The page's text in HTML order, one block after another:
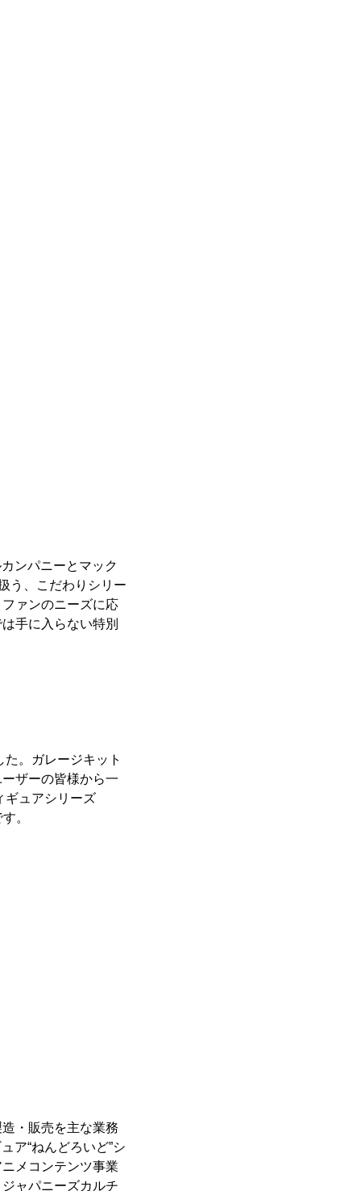
ンパニーとマック
う、こだわりシリー
ァンのニーズに応
手に入らない特別
。ガレージキット
ザーの皆様から一
ギュアシリーズ
。
・販売を主な業務
ア“ねんどろいど”シ
メコンテンツ事業
ャパニーズカルチ